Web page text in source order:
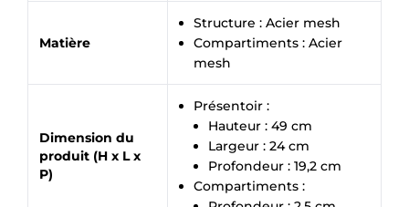
Matière
Structure : Acier mesh
Compartiments : Acier
mesh
Dimension du
produit (H x L x
P)
Présentoir :
Hauteur : 49 cm
Largeur : 24 cm
Profondeur : 19,2 cm
Compartiments :